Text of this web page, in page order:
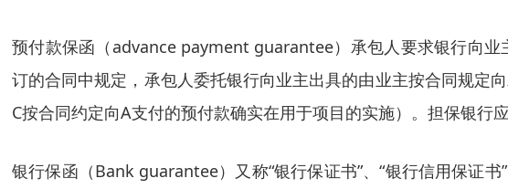
预付款保函（advance payment guarantee）承包人要求银行向
订的合同中规定，承包人委托银行向业主出具的由业主按合同规定
C按合同约定向A支付的预付款确实在用于项目的实施）。担保银行
银行保函（Bank guarantee）又称“银行保证书”、“银行信用保证